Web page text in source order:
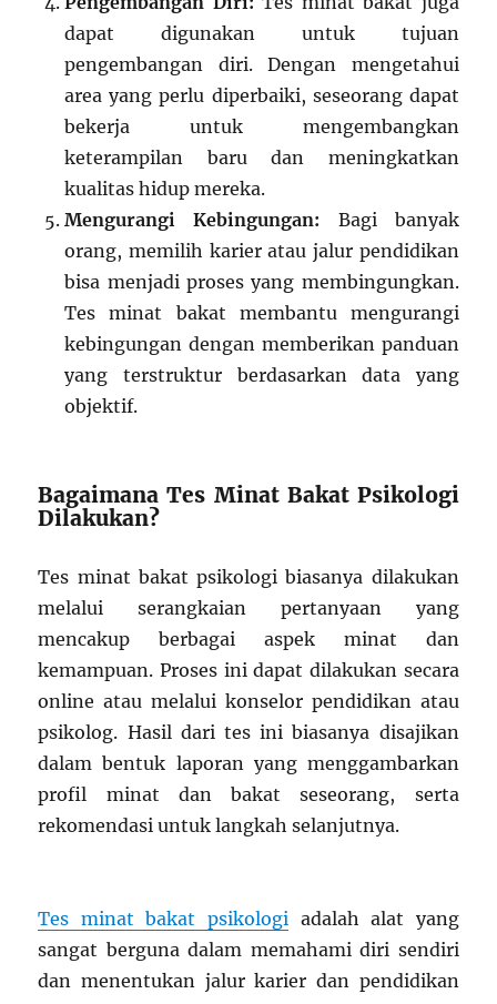
dapat digunakan untuk tujuan
pengembangan diri. Dengan mengetahui
area yang perlu diperbaiki, seseorang dapat
bekerja untuk mengembangkan
keterampilan baru dan meningkatkan
kualitas hidup mereka.
Mengurangi Kebingungan: Bagi banyak
orang, memilih karier atau jalur pendidikan
bisa menjadi proses yang membingungkan.
Tes minat bakat membantu mengurangi
kebingungan dengan memberikan panduan
yang terstruktur berdasarkan data yang
objektif.
Bagaimana Tes Minat Bakat Psikologi
Dilakukan?
Tes minat bakat psikologi biasanya dilakukan
melalui serangkaian pertanyaan yang
mencakup berbagai aspek minat dan
kemampuan. Proses ini dapat dilakukan secara
online atau melalui konselor pendidikan atau
psikolog. Hasil dari tes ini biasanya disajikan
dalam bentuk laporan yang menggambarkan
profil minat dan bakat seseorang, serta
rekomendasi untuk langkah selanjutnya.
Tes minat bakat psikologi adalah alat yang
sangat berguna dalam memahami diri sendiri
dan menentukan jalur karier dan pendidikan